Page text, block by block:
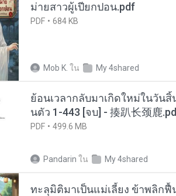
ม่ายสาวผู้เปียกปอน.pdf
PDF 684 KB
Mob K. ใน My 4shared
ย้อนเวลากลับมาเกิดใหม่ในวัน
นตัว 1-443 [จบ] - 揍趴长颈鹿
PDF 499.6 MB
Pandarin ใน My 4shared
ทะลุมิติมาเป็นแม่เลี้ยง ข้าพลิกฟื้